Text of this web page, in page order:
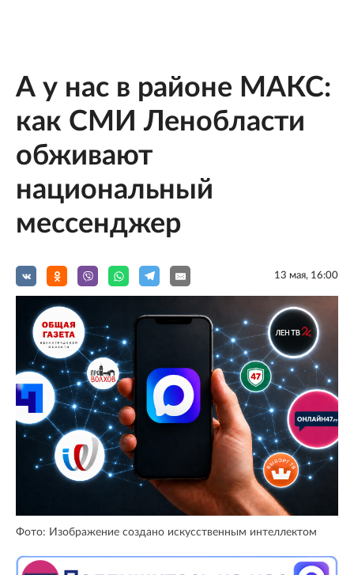
А у нас в районе МАКС:
как СМИ Ленобласти
обживают
национальный
мессенджер
13 мая, 16:00
Фото: Изображение создано искусственным интеллектом